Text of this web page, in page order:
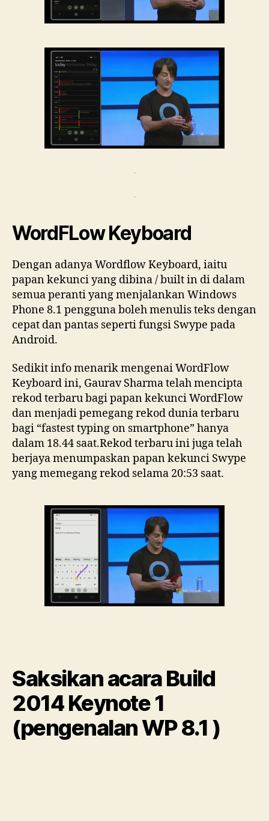
WordFLow Keyboard
Dengan adanya Wordflow Keyboard, iaitu
papan kekunci yang dibina / built in di dalam
semua peranti yang menjalankan Windows
Phone 8.1 pengguna boleh menulis teks dengan
cepat dan pantas seperti fungsi Swype pada
Android.
Sedikit info menarik mengenai WordFlow
Keyboard ini, Gaurav Sharma telah mencipta
rekod terbaru bagi papan kekunci WordFlow
dan menjadi pemegang rekod dunia terbaru
bagi “fastest typing on smartphone” hanya
dalam 18.44 saat.Rekod terbaru ini juga telah
berjaya menumpaskan papan kekunci Swype
yang memegang rekod selama 20:53 saat.
Saksikan acara Build
2014 Keynote 1
(pengenalan WP 8.1 )